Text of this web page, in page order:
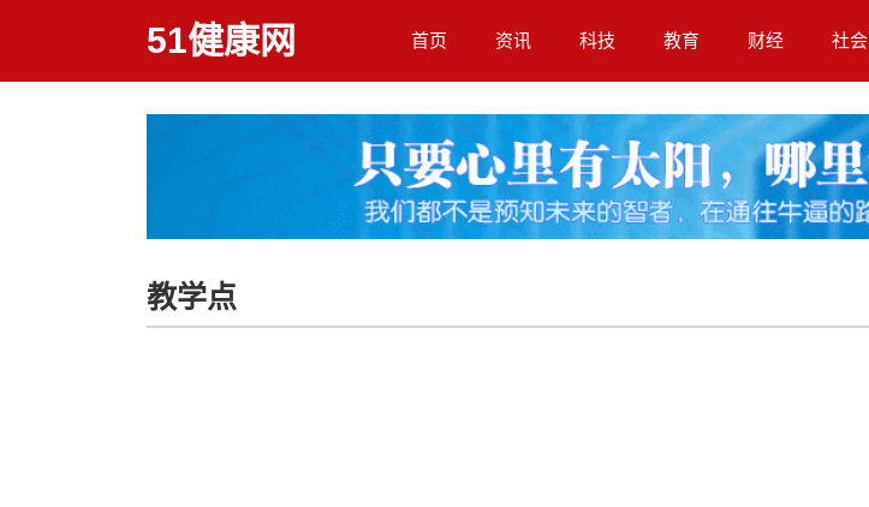
51健康网 首页 资讯 科技 教育 财经 社会
教学点